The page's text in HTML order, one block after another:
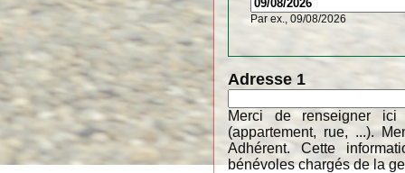
Par ex., 09/08/2026
Adresse 1
Merci de renseigner
(appartement, rue, ...).
Adhérent. Cette
bénévoles chargés de la